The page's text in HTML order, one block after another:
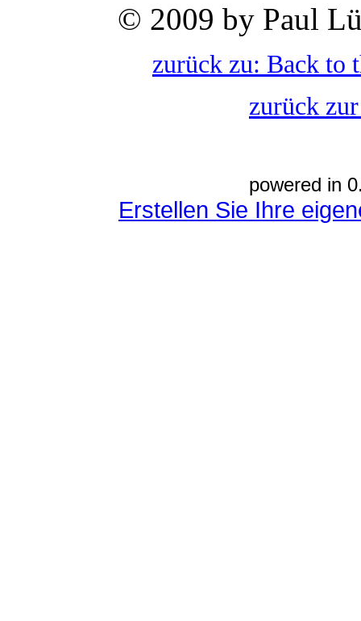
© 2009 by Paul
zurück zu: Back to
zurück
powered in
Erstellen Sie Ihre